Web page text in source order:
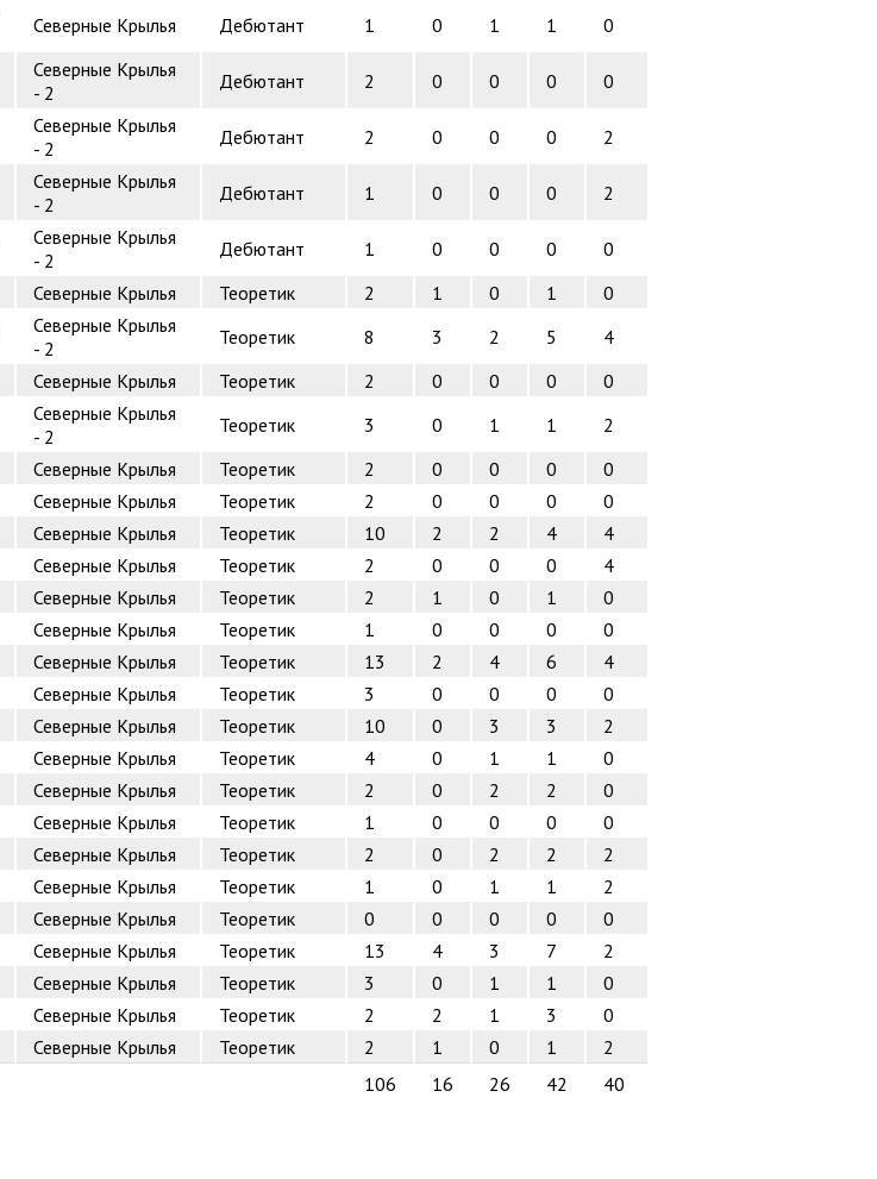
Северные Крылья Дебютант 1 0 1 1 0
Северные Крылья
- 2
Дебютант 2 0 0 0 0
Северные Крылья
- 2
Дебютант 2 0 0 0
2
Северные Крылья
- 2
Дебютант 1 0 0 0
2
Северные Крылья
- 2
Дебютант 1 0 0 0
0
Северные Крылья Теоретик 2 1 0 1
0
Северные Крылья
- 2
Теоретик 8 3 2 5
4
Северные Крылья Теоретик 2 0 0 0
0
Северные Крылья
- 2
Теоретик 3 0 1 1
2
Северные Крылья Теоретик 2 0 0 0
0
Северные Крылья Теоретик 2 0 0 0
0
Северные Крылья Теоретик 10 2 2 4
4
Северные Крылья Теоретик 2 0 0 0
4
Северные Крылья Теоретик 2 1 0 1
0
Северные Крылья Теоретик 1 0 0 0
0
Северные Крылья Теоретик 13 2 4 6
4
Северные Крылья Теоретик 3 0 0 0
0
Северные Крылья Теоретик 10 0 3 3
2
Северные Крылья Теоретик 4 0 1 1
0
Северные Крылья Теоретик 2 0 2 2
0
Северные Крылья Теоретик 1 0 0 0
0
Северные Крылья Теоретик 2 0 2 2
2
Северные Крылья Теоретик 1 0 1 1
2
Северные Крылья Теоретик 0 0 0 0
0
Северные Крылья Теоретик 13 4 3 7
2
Северные Крылья Теоретик 3 0 1 1
0
Северные Крылья Теоретик 2 2 1 3
0
Северные Крылья Теоретик 2 1 0 1
2
106
16 26 42 40